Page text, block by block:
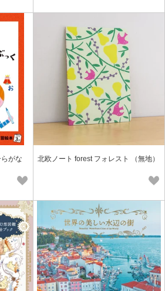
がな
北欧ノート forest フォレスト （無地）